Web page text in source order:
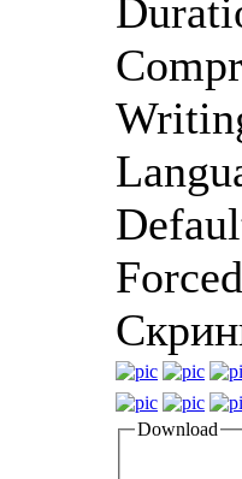
Download